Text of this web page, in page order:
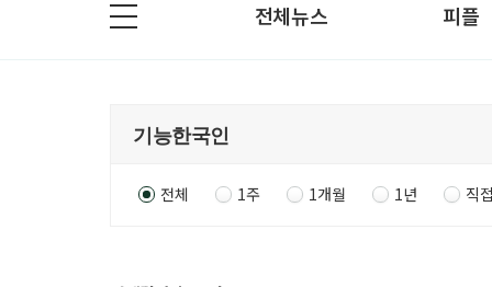
전체뉴스 피플
전체 1주 1개월 1년 직